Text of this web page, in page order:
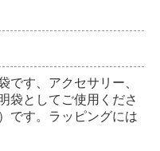
です、アクセサリー、
袋としてご使用くださ
です。ラッピングには